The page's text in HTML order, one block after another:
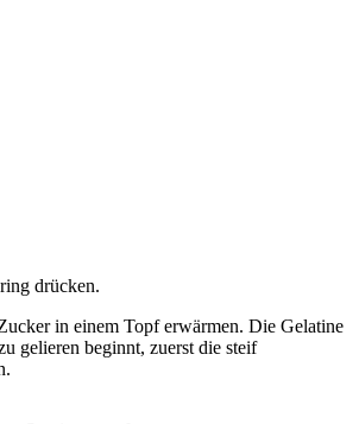
drücken.
in einem Topf erwärmen. Die Gelatine
gelieren beginnt, zuerst die steif